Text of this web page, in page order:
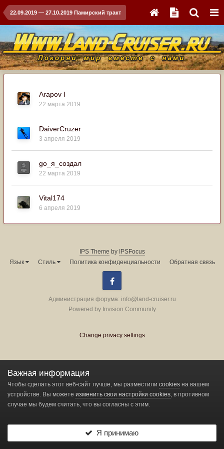
22.09.2019 — 27.10.2019 Памирский тракт
Arapov I
22 марта 2019
DaiverCruzer
3 апреля 2019
go_я_создал
22 марта 2019
Vital174
6 апреля 2019
IPS Theme by IPSFocus
Язык
Стиль Политика конфиденциальности Обратная связь
Администрация форума: info@land-cruiser.ru
Powered by Invision Community
Change privacy settings
Важная информация
Чтобы сделать этот веб-сайт лучше, мы разместили cookies на вашем
устройстве. Вы можете изменить свои настройки cookies, в противном
случае мы будем считать, что вы согласны с этим.
Я принимаю